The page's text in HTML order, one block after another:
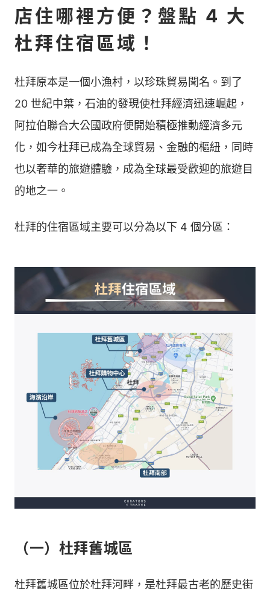
店住哪裡方便？盤點 4 大
杜拜住宿區域！
杜拜原本是一個小漁村，以珍珠貿易聞名。到了
20 世紀中葉，石油的發現使杜拜經濟迅速崛起，
阿拉伯聯合大公國政府便開始積極推動經濟多元
化，如今杜拜已成為全球貿易、金融的樞紐，同時
也以奢華的旅遊體驗，成為全球最受歡迎的旅遊目
的地之一。
杜拜的住宿區域主要可以分為以下 4 個分區：
（一）杜拜舊城區
杜拜舊城區位於杜拜河畔，是杜拜最古老的歷史街